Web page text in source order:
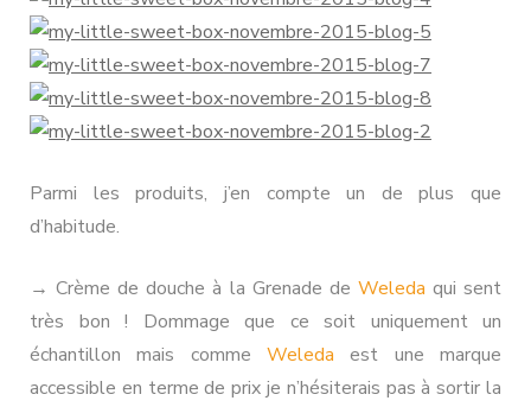
Parmi les produits, j’en compte un de plus que
d’habitude.
→ Crème de douche à la Grenade de Weleda qui sent
très bon ! Dommage que ce soit uniquement un
échantillon mais comme Weleda est une marque
accessible en terme de prix je n’hésiterais pas à sortir la